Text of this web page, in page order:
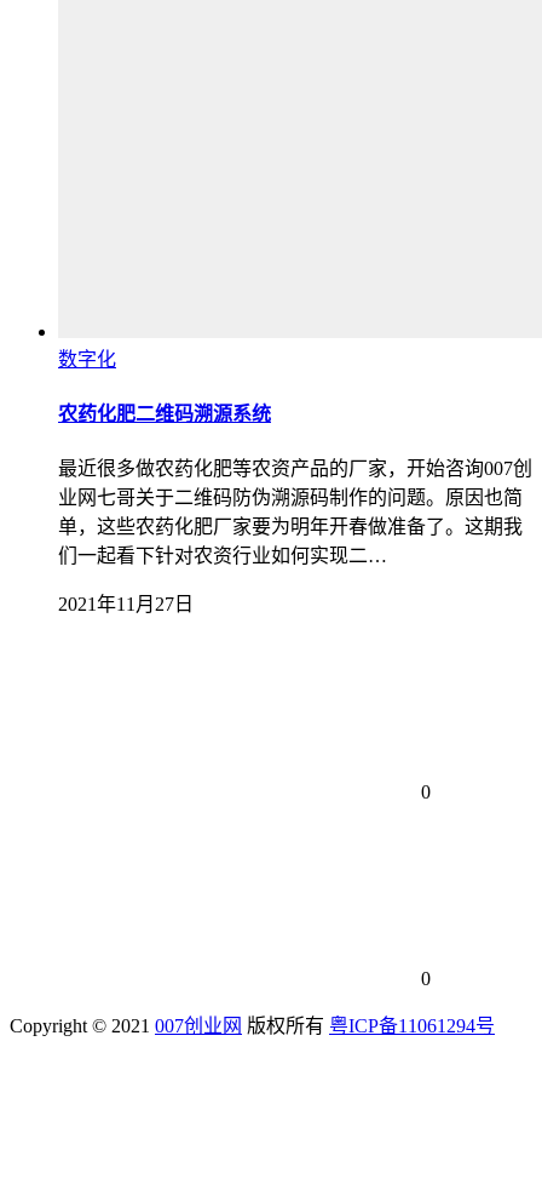
数字化
农药化肥二维码溯源系统
最近很多做农药化肥等农资产品的厂家，开始咨询007创
业网七哥关于二维码防伪溯源码制作的问题。原因也简
单，这些农药化肥厂家要为明年开春做准备了。这期我
们一起看下针对农资行业如何实现二…
2021年11月27日
0
0
Copyright © 2021 007创业网 版权所有 粤ICP备11061294号